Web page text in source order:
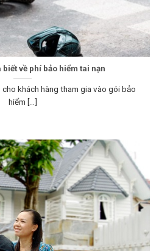
biết về phí bảo hiểm tai nạn
khách hàng tham gia vào gói bảo
hiểm [...]